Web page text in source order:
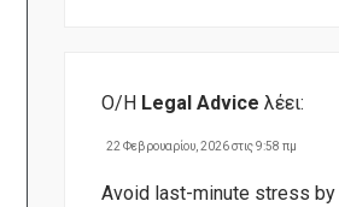
Ο/Η Legal Advice λέει:
22 Φεβρουαρίου, 2026 στις 9:58 πμ
Avoid last-minute stress